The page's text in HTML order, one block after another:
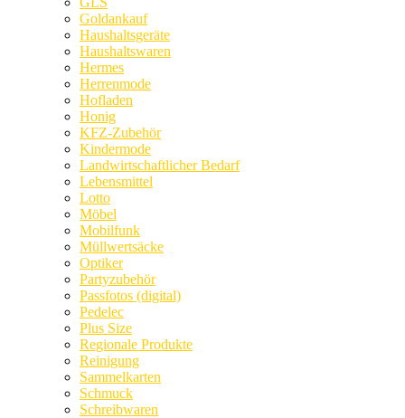
Goldankauf
Haushaltsgeräte
Haushaltswaren
Hermes
Herrenmode
Hofladen
Honig
KFZ-Zubehör
Kindermode
Landwirtschaftlicher Bedarf
Lebensmittel
Lotto
Möbel
Mobilfunk
Müllwertsäcke
Optiker
Partyzubehör
Passfotos (digital)
Pedelec
Plus Size
Regionale Produkte
Reinigung
Sammelkarten
Schmuck
Schreibwaren